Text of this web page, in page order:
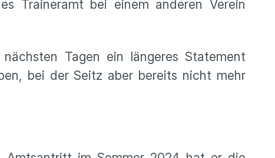
Traineramt bei einem anderen Verein
Tagen ein längeres Statement
bei der Seitz aber bereits nicht mehr